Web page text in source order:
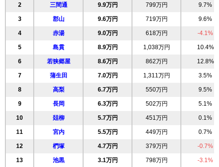
2 三間通 9.9万円 799万円 9.7%
3 郡山 9.6万円 719万円 9.6%
4 赤湯 9.0万円 618万円 -4.1%
5 島貫 8.9万円 1,038万円 10.4%
6 若狭郷屋 8.6万円 862万円 12.8%
7 蒲生田 7.0万円 1,311万円 3.5%
8 高梨 6.7万円 550万円 9.5%
9 長岡 6.3万円 502万円 5.1%
10 爼柳 5.7万円 451万円 0.1%
11 宮内 5.5万円 449万円 0.7%
12 椚塚 4.7万円 379万円 -0.7%
13 池黒 3.1万円 798万円 -3.1%